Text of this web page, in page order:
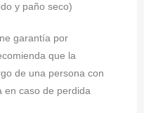
y paño seco)
garantía por
que la
de una persona con
en caso de perdida